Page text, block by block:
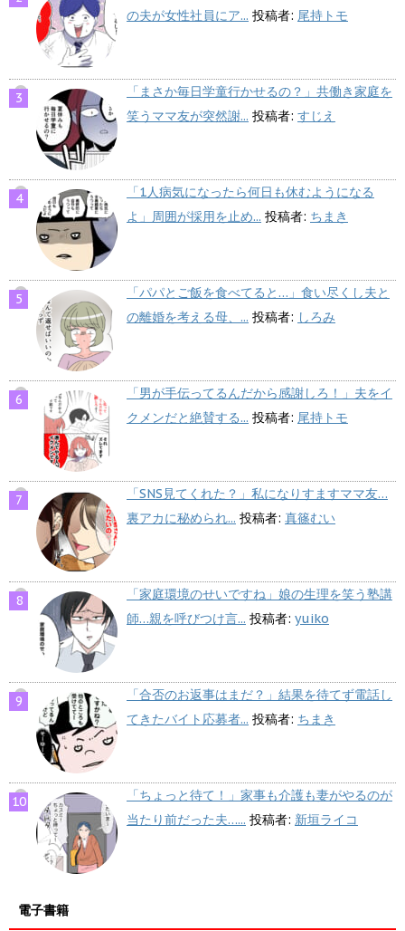
の夫が女性社員にア... 投稿者: 尾持トモ
「まさか毎日学童行かせるの？」共働き家庭を
笑うママ友が突然謝... 投稿者: すじえ
「1人病気になったら何日も休むようになる
よ」周囲が採用を止め... 投稿者: ちまき
「パパとご飯を食べてると…」食い尽くし夫と
の離婚を考える母、... 投稿者: しろみ
「男が手伝ってるんだから感謝しろ！」夫をイ
クメンだと絶賛する... 投稿者: 尾持トモ
「SNS見てくれた？」私になりすますママ友…
裏アカに秘められ... 投稿者: 真篠むい
「家庭環境のせいですね」娘の生理を笑う塾講
師…親を呼びつけ言... 投稿者: yuiko
「合否のお返事はまだ？」結果を待てず電話し
てきたバイト応募者... 投稿者: ちまき
「ちょっと待て！」家事も介護も妻がやるのが
当たり前だった夫…... 投稿者: 新垣ライコ
電子書籍